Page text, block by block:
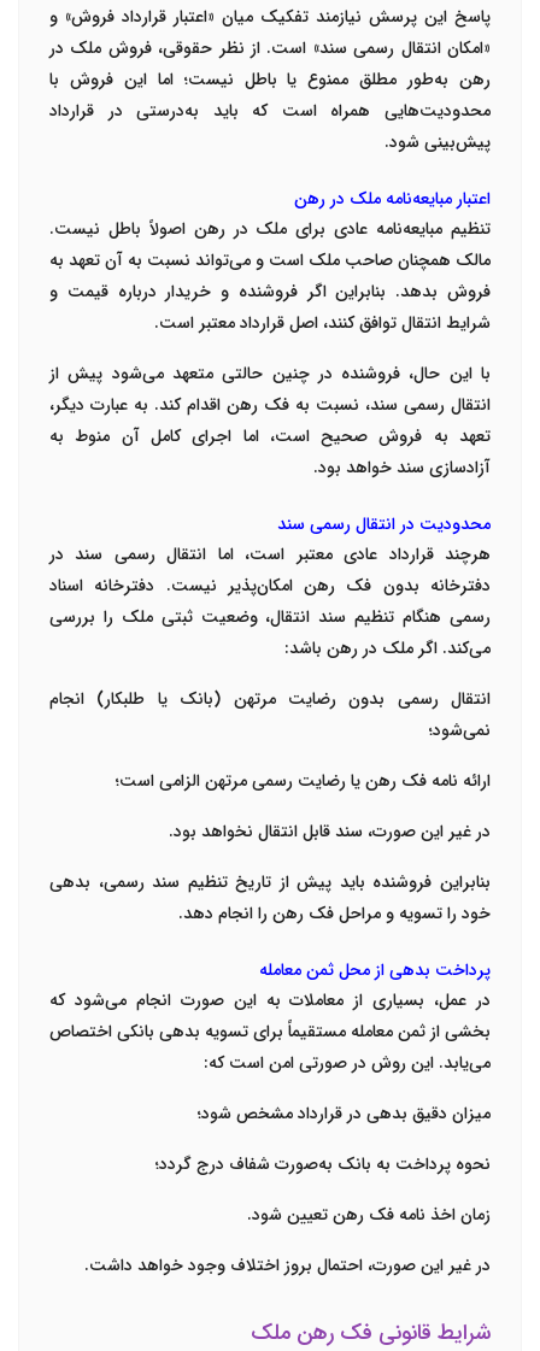
پاسخ این پرسش نیازمند تفکیک میان «اعتبار قرارداد فروش» و
«امکان انتقال رسمی سند» است. از نظر حقوقی، فروش ملک در
رهن به‌طور مطلق ممنوع یا باطل نیست؛ اما این فروش با
محدودیت‌هایی همراه است که باید به‌درستی در قرارداد
پیش‌بینی شود.
اعتبار مبایعه‌نامه ملک در رهن
تنظیم مبایعه‌نامه عادی برای ملک در رهن اصولاً باطل نیست.
مالک همچنان صاحب ملک است و می‌تواند نسبت به آن تعهد به
فروش بدهد. بنابراین اگر فروشنده و خریدار درباره قیمت و
شرایط انتقال توافق کنند، اصل قرارداد معتبر است.
با این حال، فروشنده در چنین حالتی متعهد می‌شود پیش از
انتقال رسمی سند، نسبت به فک رهن اقدام کند. به عبارت دیگر،
تعهد به فروش صحیح است، اما اجرای کامل آن منوط به
آزادسازی سند خواهد بود.
محدودیت در انتقال رسمی سند
هرچند قرارداد عادی معتبر است، اما انتقال رسمی سند در
دفترخانه بدون فک رهن امکان‌پذیر نیست. دفترخانه اسناد
رسمی هنگام تنظیم سند انتقال، وضعیت ثبتی ملک را بررسی
می‌کند. اگر ملک در رهن باشد:
انتقال رسمی بدون رضایت مرتهن (بانک یا طلبکار) انجام
نمی‌شود؛
ارائه نامه فک رهن یا رضایت رسمی مرتهن الزامی است؛
در غیر این صورت، سند قابل انتقال نخواهد بود.
بنابراین فروشنده باید پیش از تاریخ تنظیم سند رسمی، بدهی
خود را تسویه و مراحل فک رهن را انجام دهد.
پرداخت بدهی از محل ثمن معامله
در عمل، بسیاری از معاملات به این صورت انجام می‌شود که
بخشی از ثمن معامله مستقیماً برای تسویه بدهی بانکی اختصاص
می‌یابد. این روش در صورتی امن است که:
میزان دقیق بدهی در قرارداد مشخص شود؛
نحوه پرداخت به بانک به‌صورت شفاف درج گردد؛
زمان اخذ نامه فک رهن تعیین شود.
در غیر این صورت، احتمال بروز اختلاف وجود خواهد داشت.
شرایط قانونی فک رهن ملک